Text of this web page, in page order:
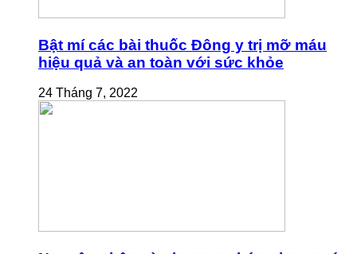
Bật mí các bài thuốc Đông y trị mỡ máu
hiệu quả và an toàn với sức khỏe
24 Tháng 7, 2022